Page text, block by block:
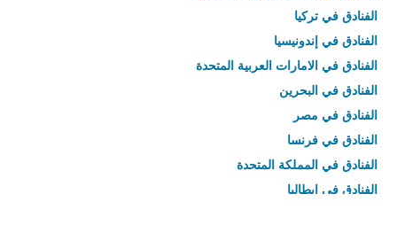
الفنادق في تركيا
الفنادق في إندونيسيا
الفنادق في الامارات العربية المتحدة
الفنادق في البحرين
الفنادق في مصر
الفنادق في فرنسا
الفنادق في المملكة المتحدة
الفنادق في إيطاليا